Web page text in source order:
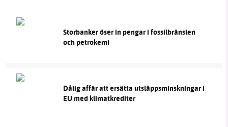
Storbanker öser in pengar i fossilbränslen
och petrokemi
Dålig affär att ersätta utsläppsminskningar i
EU med klimatkrediter